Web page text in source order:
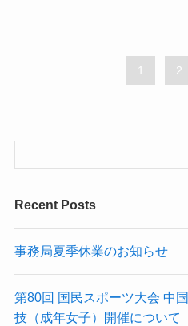
1 2
Recent Posts
事務局夏季休業のお知らせ
第80回 国民スポーツ大会 中
技（成年女子）開催について